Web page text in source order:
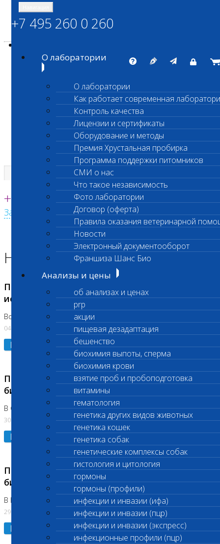
ШАНС БИО
Независимая ветеринарная лаборатория
Единая круглосуточная справочная
+7 495 260 0 260
Заказать звонок с сайта
+7 495 260 0 260
О лаборатории
О лаборатории
Как работает современная
Контроль качества
Лицензии и сертификаты
Оборудование и методы
Премия Хрустальная пробирка
Программа поддержки питомников
СМИ о нас
Что такое независимость
Фото лаборатории
Договор (оферта)
Правила оказания ветеринарной
Новости
Электронный документооборот
Франшиза Шанс Био
Анализы и цены
об анализах и ценах
prp
акции
пищевая дезадаптация
бешенство
биохимия выпоты, сперма
биохимия крови
взятие проб и пробоподготовка
витамины
гематология
генетика других видов животных
генетика кошек
генетика собак
генетические комплексы собак
гистология и цитология
гормоны
гормоны (профили)
инфекции и инвазии (ифа)
инфекции и инвазии (пцр)
инфекции и инвазии (экспресс)
инфекционные профили (пцр)
Главная страница
Новости лаборатории
Приостановка срочных биохимических
исследований
Во Владыкино
04.08.2026
Подробнее
Приостановлено выполнение срочных
биохимических исследований
В Сколково. Код (123,309,310)
30.07.2026
Подробнее
Приостановлено выполнение срочных
биохимических исследований
В Бутово 29.07.26
29.07.2026
Подробнее